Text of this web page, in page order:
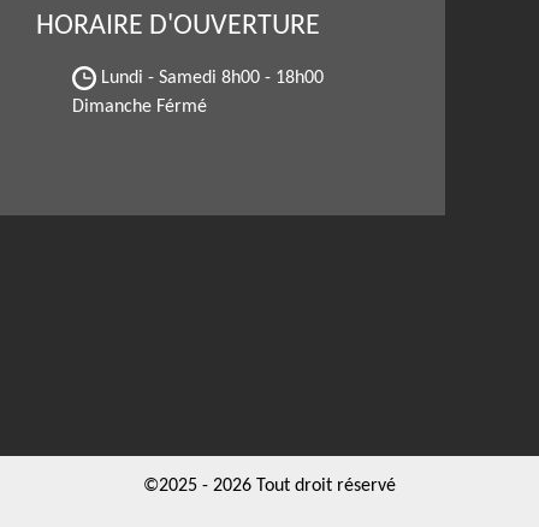
HORAIRE D'OUVERTURE
Lundi - Samedi 8h00 - 18h00
Dimanche Férmé
©2025 - 2026 Tout droit réservé